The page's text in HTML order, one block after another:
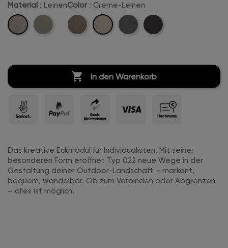
Material : Leinen
Leinen
Marine-
Color : Creme-Leinen
Beige-
Creme-
Leinen
Kreige- Anthrazit-
 In den Warenkorb
Das kreative Eckmodul für Individualisten. Mit seiner
besonderen Form eröffnet Typ 022 neue Wege in der
Gestaltung deiner Outdoor-Landschaft – markant,
bequem, wandelbar. Ob zum Verbinden oder Abgrenzen
– alles ist möglich.